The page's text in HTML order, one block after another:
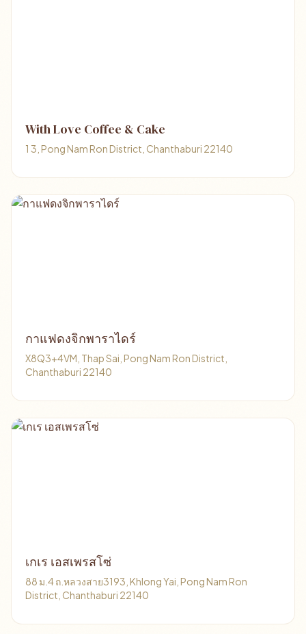
With Love Coffee & Cake
1 3, Pong Nam Ron District, Chanthaburi 22140
กาแฟดงจิกพาราไดร์
X8Q3+4VM, Thap Sai, Pong Nam Ron District,
Chanthaburi 22140
เกเร เอสเพรสโซ่
88 ม.4 ถ.หลวงสาย3193, Khlong Yai, Pong Nam Ron
District, Chanthaburi 22140